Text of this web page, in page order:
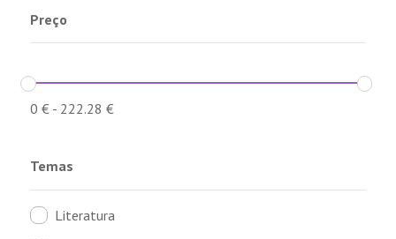
Preço
0 €- 222.28 €
Temas
Literatura